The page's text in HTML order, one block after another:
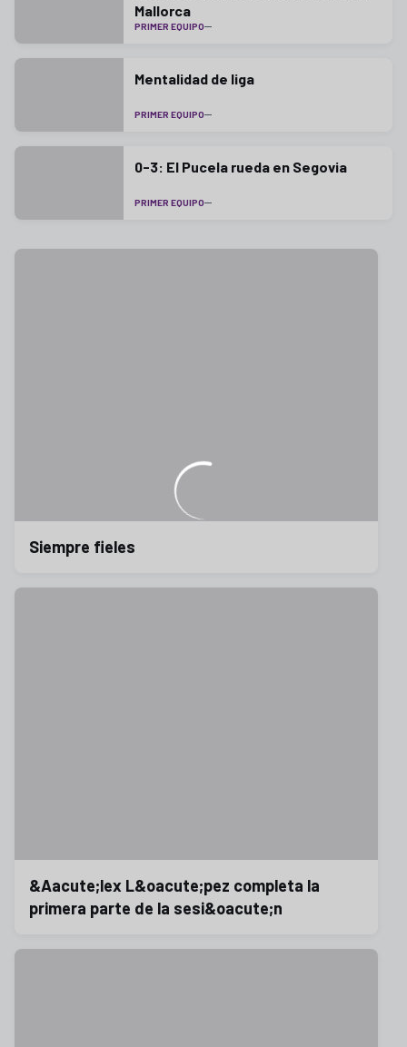
Mallorca
PRIMER EQUIPO
Mentalidad de liga
PRIMER EQUIPO
0-3: El Pucela rueda en Segovia
PRIMER EQUIPO
Siempre fieles
&Aacute;lex L&oacute;pez completa la
primera parte de la sesi&oacute;n